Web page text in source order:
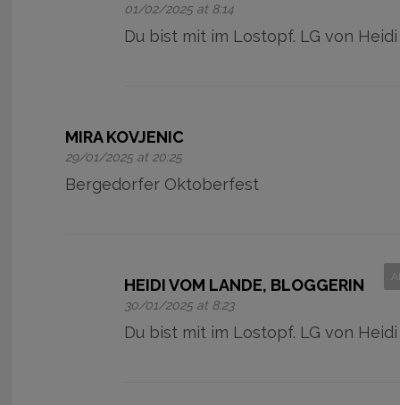
01/02/2025 at 8:14
Du bist mit im Lostopf. LG von Heidi
MIRA KOVJENIC
29/01/2025 at 20:25
Bergedorfer Oktoberfest
HEIDI VOM LANDE, BLOGGERIN
30/01/2025 at 8:23
Du bist mit im Lostopf. LG von Heidi